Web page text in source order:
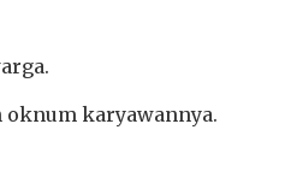
oknum karyawannya.